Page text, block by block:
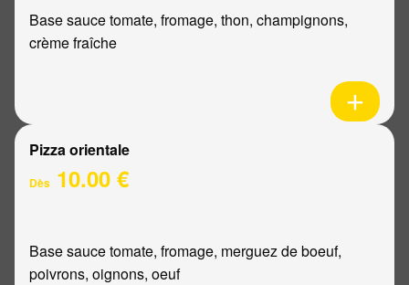
Base sauce tomate, fromage, thon, champignons,
crème fraîche
Pizza orientale
Dès 10.00 €
Base sauce tomate, fromage, merguez de boeuf,
poivrons, oignons, oeuf